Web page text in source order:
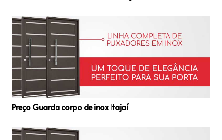
Preço Guarda corpo de inox Itajaí